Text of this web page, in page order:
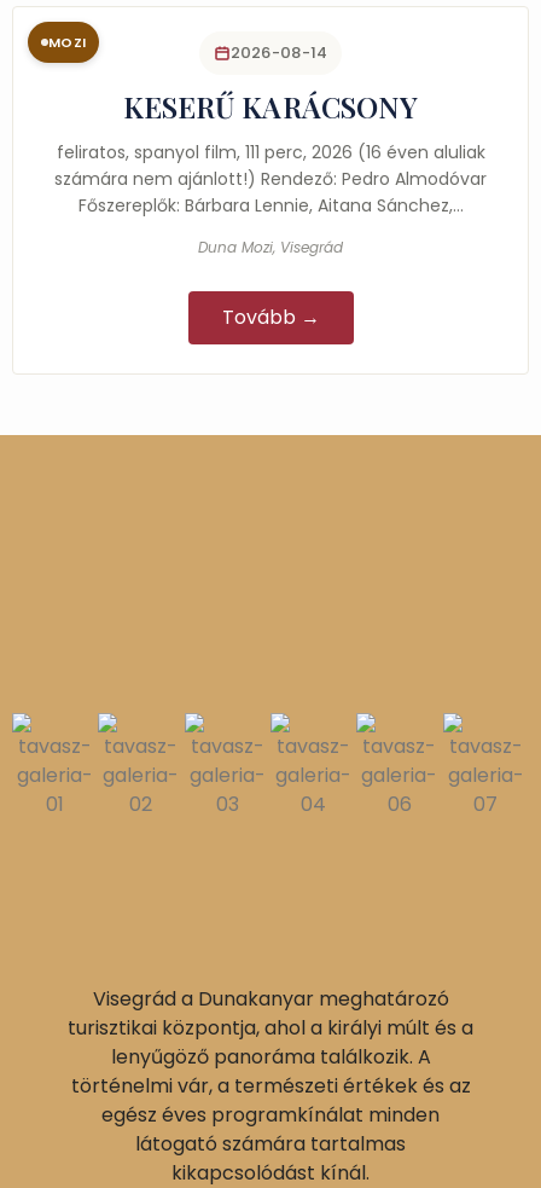
MOZI 2026-08-14
KESERŰ KARÁCSONY
feliratos, spanyol film, 111 perc, 2026 (16 éven aluliak
számára nem ajánlott!) Rendező: Pedro Almodóvar
Főszereplők: Bárbara Lennie, Aitana Sánchez,…
Duna Mozi, Visegrád
Tovább →
Visegrád a Dunakanyar meghatározó
turisztikai központja, ahol a királyi múlt és a
lenyűgöző panoráma találkozik. A
történelmi vár, a természeti értékek és az
egész éves programkínálat minden
látogató számára tartalmas
kikapcsolódást kínál.